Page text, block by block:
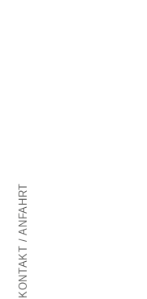
KONTAKT / ANFAHRT